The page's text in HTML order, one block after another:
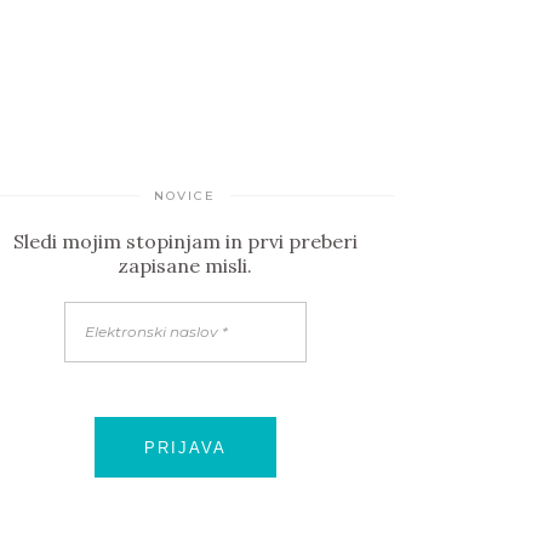
NOVICE
Sledi mojim stopinjam in prvi preberi
zapisane misli.
naslov
*